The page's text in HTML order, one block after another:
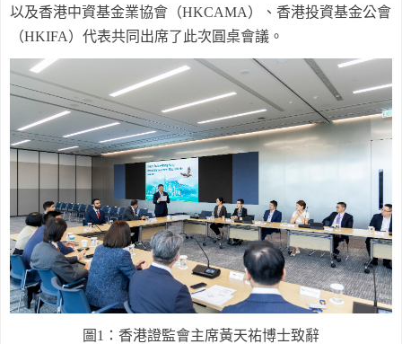
以及香港中資基金業協會（HKCAMA）、香港投資基金公會
（HKIFA）代表共同出席了此次圓桌會議。
圖 1 ：香港證監會主席黃天祐博士致辭